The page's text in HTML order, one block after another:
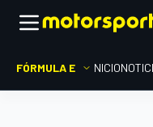
FÓRMULA E INICIO